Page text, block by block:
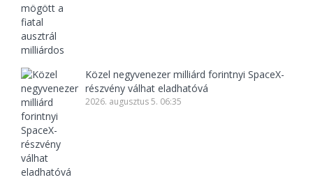
Közel negyvenezer milliárd forintnyi SpaceX-
részvény válhat eladhatóvá
2026. augusztus 5. 06:35